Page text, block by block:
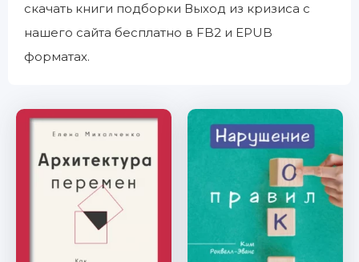
скачать книги подборки Выход из кризиса с
нашего сайта бесплатно в FB2 и EPUB
форматах.